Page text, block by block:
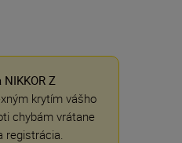
Z
krytím vášho
chybám vrátane
registrácia.